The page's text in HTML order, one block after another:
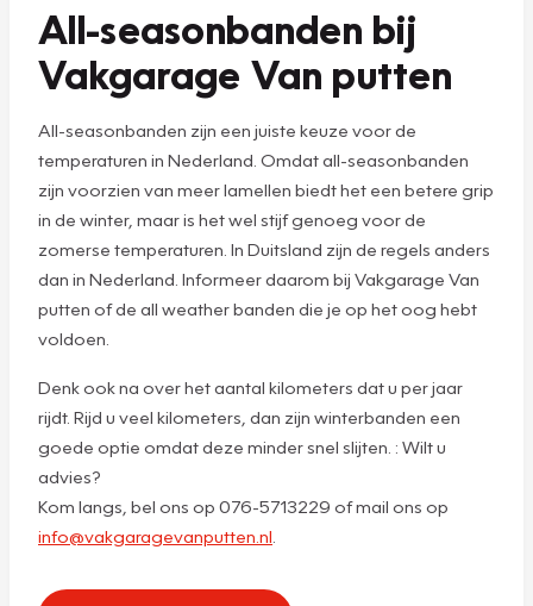
All-seasonbanden bij
Vakgarage Van putten
All-seasonbanden zijn een juiste keuze voor de
temperaturen in Nederland. Omdat all-seasonbanden
zijn voorzien van meer lamellen biedt het een betere grip
in de winter, maar is het wel stijf genoeg voor de
zomerse temperaturen. In Duitsland zijn de regels anders
dan in Nederland. Informeer daarom bij Vakgarage Van
putten of de all weather banden die je op het oog hebt
voldoen.
Denk ook na over het aantal kilometers dat u per jaar
rijdt. Rijd u veel kilometers, dan zijn winterbanden een
goede optie omdat deze minder snel slijten. : Wilt u
advies?
Kom langs, bel ons op 076-5713229 of mail ons op
info@vakgaragevanputten.nl